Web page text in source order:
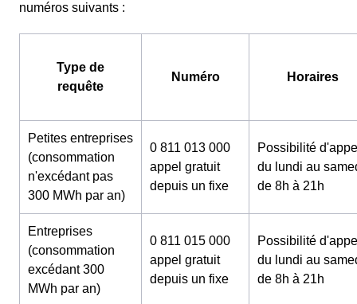
numéros suivants :
Type de
requête
Numéro Horaires
Petites entreprises
(consommation
n'excédant pas
300 MWh par an)
0 811 013 000
appel gratuit
depuis un fixe
Possibilité
du lundi au
de 8h à 21h
Entreprises
(consommation
excédant 300
MWh par an)
0 811 015 000
appel gratuit
depuis un fixe
Possibilité
du lundi au
de 8h à 21h